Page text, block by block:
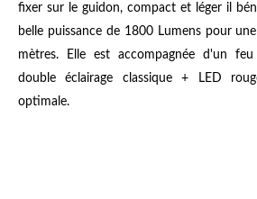
fixer sur le guidon, compact et léger il
belle puissance de 1800 Lumens pour
mètres. Elle est accompagnée d'un
double éclairage classique + LED
optimale.